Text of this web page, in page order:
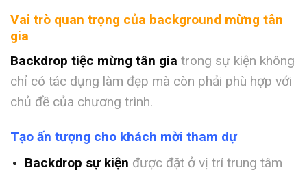
Vai trò quan trọng của background mừng tân
gia
Backdrop tiệc mừng tân gia trong sự kiện không
chỉ có tác dụng làm đẹp mà còn phải phù hợp với
chủ đề của chương trình.
Tạo ấn tượng cho khách mời tham dự
Backdrop sự kiện được đặt ở vị trí trung tâm